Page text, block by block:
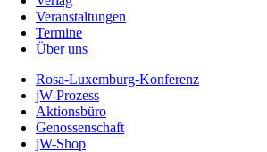
Veranstaltungen
Termine
Über uns
Rosa-Luxemburg-Konferenz
jW-Prozess
Aktionsbüro
Genossenschaft
jW-Shop